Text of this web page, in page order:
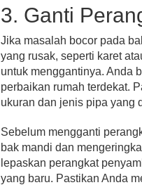
3. Ganti
Jika masalah bocor pada
yang rusak, seperti karet
untuk menggantinya. Anda
perbaikan rumah terdekat.
ukuran dan jenis pipa yang
Sebelum mengganti
bak mandi dan
lepaskan perangkat
yang baru. Pastikan Anda